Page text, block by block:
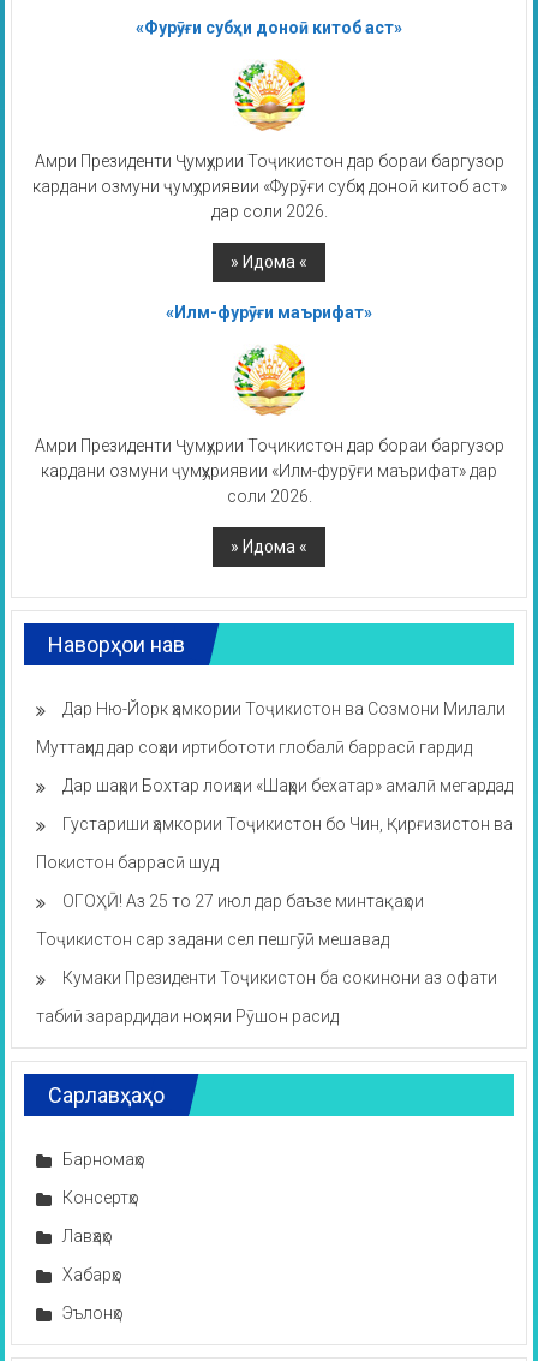
«Фурӯғи субҳи доноӣ китоб аст»
Амри Президенти Ҷумҳурии Тоҷикистон дар бораи баргузор
кардани озмуни ҷумҳуриявии «Фурӯғи субҳи доноӣ китоб аст»
дар соли 2026.
«Илм-фурӯғи маърифат»
Амри Президенти Ҷумҳурии Тоҷикистон дар бораи баргузор
кардани озмуни ҷумҳуриявии «Илм-фурӯғи маърифат» дар
соли 2026.
Наворҳои нав
Дар Ню-Йорк ҳамкории Тоҷикистон ва Созмони Милали
Муттаҳид дар соҳаи иртибототи глобалӣ баррасӣ гардид
Дар шаҳри Бохтар лоиҳаи «Шаҳри бехатар» амалӣ мегардад
Густариши ҳамкории Тоҷикистон бо Чин, Қирғизистон ва
Покистон баррасӣ шуд
ОГОҲӢ! Аз 25 то 27 июл дар баъзе минтақаҳои
Тоҷикистон сар задани сел пешгӯӣ мешавад
Кумаки Президенти Тоҷикистон ба сокинони аз офати
табиӣ зарардидаи ноҳияи Рӯшон расид
Сарлавҳаҳо
Барномаҳо
Консертҳо
Лавҳаҳо
Хабарҳо
Эълонҳо